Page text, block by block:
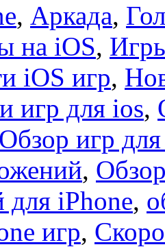
, Аркада,
на iOS,
iOS игр,
игр для ios,
Обзор игр
,
iPhone,
игр,